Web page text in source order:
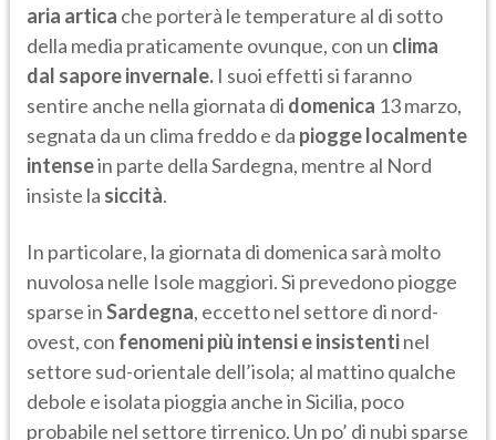
aria artica che porterà le temperature al di sotto
della media praticamente ovunque, con un clima
dal sapore invernale. I suoi effetti si faranno
sentire anche nella giornata di domenica 13 marzo,
segnata da un clima freddo e da piogge localmente
intensein parte della Sardegna, mentre al Nord
insiste la siccità.
In particolare, la giornata di domenica sarà molto
nuvolosa nelle Isole maggiori. Si prevedono piogge
sparse inSardegna, eccetto nel settore di nord-
ovest, con fenomeni più intensi e insistentinel
settore sud-orientale dell’isola; al mattino qualche
debole e isolata pioggia anche in Sicilia, poco
probabile nel settore tirrenico. Un po’ di nubi sparse